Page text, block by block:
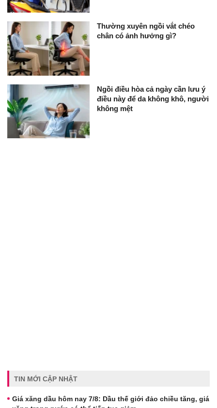
Thường xuyên ngồi vắt chéo
chân có ảnh hưởng gì?
Ngồi điều hòa cả ngày cần lưu ý
điều này để da không khô, người
không mệt
TIN MỚI CẬP NHẬT
Giá xăng dầu hôm nay 7/8: Dầu thế giới đảo chiều tăng, giá